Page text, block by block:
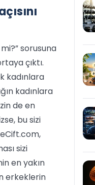
sorusuna
çıktı.
kadınlara
kadınlara
de en
bu sizi
sizi
en yakın
erkeklerin